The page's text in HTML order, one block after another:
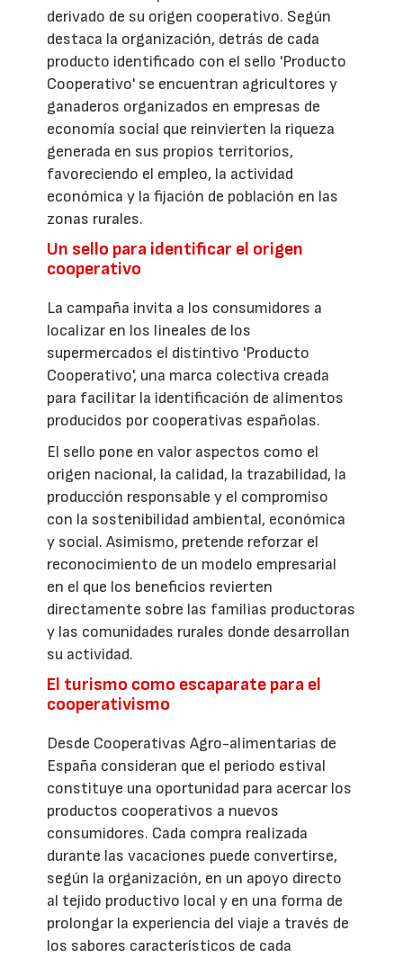
derivado de su origen cooperativo. Según
destaca la organización, detrás de cada
producto identificado con el sello 'Producto
Cooperativo' se encuentran agricultores y
ganaderos organizados en empresas de
economía social que reinvierten la riqueza
generada en sus propios territorios,
favoreciendo el empleo, la actividad
económica y la fijación de población en las
zonas rurales.
Un sello para identificar el origen
cooperativo
La campaña invita a los consumidores a
localizar en los lineales de los
supermercados el distintivo 'Producto
Cooperativo', una marca colectiva creada
para facilitar la identificación de alimentos
producidos por cooperativas españolas.
El sello pone en valor aspectos como el
origen nacional, la calidad, la trazabilidad, la
producción responsable y el compromiso
con la sostenibilidad ambiental, económica
y social. Asimismo, pretende reforzar el
reconocimiento de un modelo empresarial
en el que los beneficios revierten
directamente sobre las familias productoras
y las comunidades rurales donde desarrollan
su actividad.
El turismo como escaparate para el
cooperativismo
Desde Cooperativas Agro-alimentarias de
España consideran que el periodo estival
constituye una oportunidad para acercar los
productos cooperativos a nuevos
consumidores. Cada compra realizada
durante las vacaciones puede convertirse,
según la organización, en un apoyo directo
al tejido productivo local y en una forma de
prolongar la experiencia del viaje a través de
los sabores característicos de cada